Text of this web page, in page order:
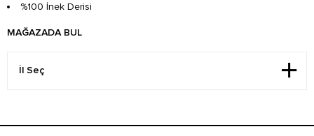
%100 İnek Derisi
MAĞAZADA BUL